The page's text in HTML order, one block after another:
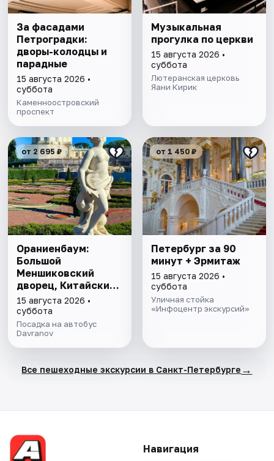
За фасадами
Петроградки:
дворы-колодцы и
парадные
15 августа 2026 •
суббота
Каменноостровский
проспект
Музыкальная
прогулка по церкви
15 августа 2026 •
суббота
Лютеранская церковь
Яани Кирик
от 2 695 ₽
Ораниенбаум:
Большой
Меншиковский
дворец, Китайский
дворец, парк
15 августа 2026 •
суббота
Посадка на автобус
Davranov
от 1 450 ₽
Петербург за 90
минут + Эрмитаж
15 августа 2026 •
суббота
Уличная стойка
«Инфоцентр экскурсий»
Все пешеходные экскурсии в Санкт-Петербурге →
Навигация